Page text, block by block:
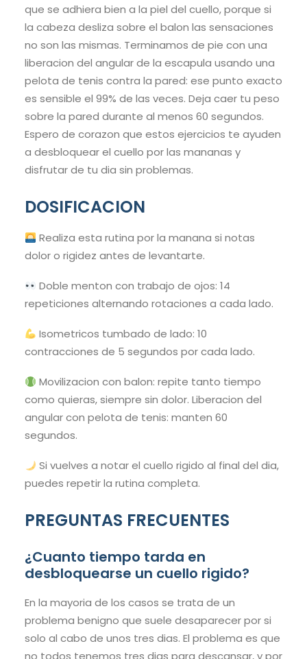
que se adhiera bien a la piel del cuello, porque si
la cabeza desliza sobre el balon las sensaciones
no son las mismas. Terminamos de pie con una
liberacion del angular de la escapula usando una
pelota de tenis contra la pared: ese punto exacto
es sensible el 99% de las veces. Deja caer tu peso
sobre la pared durante al menos 60 segundos.
Espero de corazon que estos ejercicios te ayuden
a desbloquear el cuello por las mananas y
disfrutar de tu dia sin problemas.
DOSIFICACION
Realiza esta rutina por la manana si notas
dolor o rigidez antes de levantarte.
Doble menton con trabajo de ojos: 14
repeticiones alternando rotaciones a cada lado.
Isometricos tumbado de lado: 10
contracciones de 5 segundos por cada lado.
Movilizacion con balon: repite tanto tiempo
como quieras, siempre sin dolor. Liberacion del
angular con pelota de tenis: manten 60
segundos.
Si vuelves a notar el cuello rigido al final del dia,
puedes repetir la rutina completa.
PREGUNTAS FRECUENTES
¿Cuanto tiempo tarda en
desbloquearse un cuello rigido?
En la mayoria de los casos se trata de un
problema benigno que suele desaparecer por si
solo al cabo de unos tres dias. El problema es que